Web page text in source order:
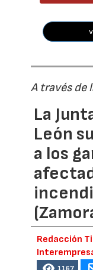
A través de
La
León
a los
Redacción